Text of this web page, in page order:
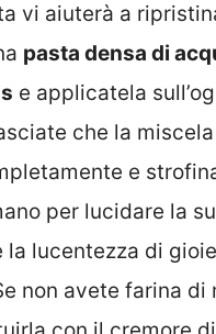
vi aiuterà a
pasta densa di
e applicatela
che la
e
per lucidare la
la lucentezza di
non avete farina di